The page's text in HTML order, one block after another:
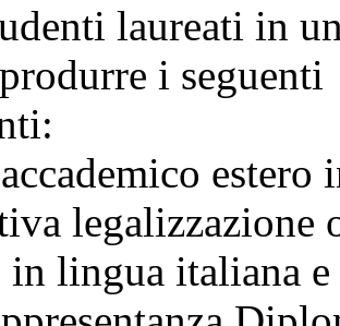
laureati in
i seguenti
lingua italiana